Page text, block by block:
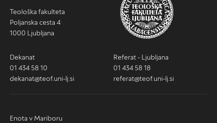
Teološka fakulteta
Poljanska cesta 4
1000 Ljubljana
Dekanat
01 434 58 10
dekanat@teof.uni-lj.si
Referat - Ljubljana
01 434 58 18
referat@teof.uni-lj.si
Enota v Mariboru